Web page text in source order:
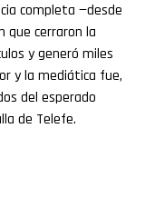
completa —desde
que cerraron la
y generó miles
y la mediática fue,
del esperado
de Telefe.